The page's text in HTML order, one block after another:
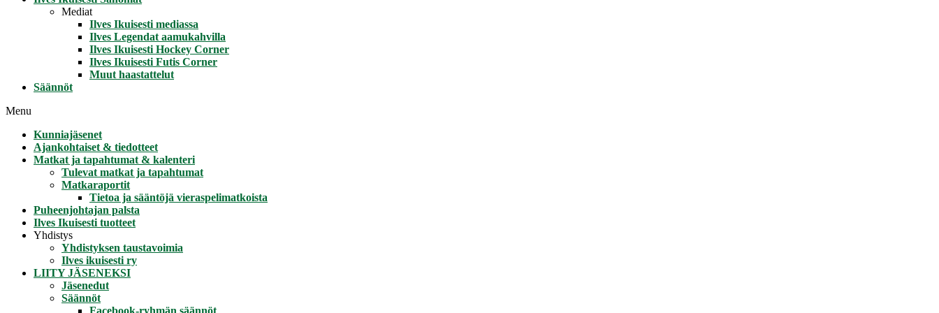
Mediat
Ilves Ikuisesti mediassa
Ilves Legendat aamukahvilla
Ilves Ikuisesti Hockey Corner
Ilves Ikuisesti Futis Corner
Muut haastattelut
Säännöt
Menu
Kunniajäsenet
Ajankohtaiset & tiedotteet
Matkat ja tapahtumat & kalenteri
Tulevat matkat ja tapahtumat
Matkaraportit
Tietoa ja sääntöjä vieraspelimatkoista
Puheenjohtajan palsta
Ilves Ikuisesti tuotteet
Yhdistys
Yhdistyksen taustavoimia
Ilves ikuisesti ry
LIITY JÄSENEKSI
Jäsenedut
Säännöt
Facebook-ryhmän säännöt